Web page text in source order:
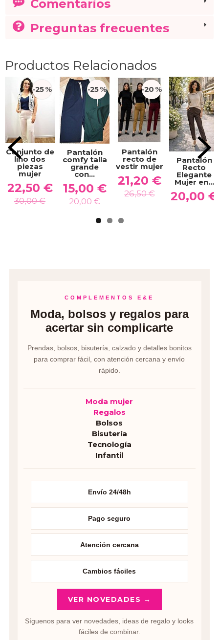
Comentarios
Preguntas frecuentes
Productos Relacionados
-25 %
Conjunto de
lino dos
piezas
mujer
22,50 €
30,00 €
-25 %
Pantalón
comfy talla
grande
con...
15,00 €
20,00 €
-20 %
Pantalón
recto de
vestir mujer
21,20 €
26,50 €
Pantalón
Recto
Elegante
Mujer en...
20,00 €
COMPLEMENTOS E&E
Moda, bolsos y regalos para
acertar sin complicarte
Prendas, bolsos, bisutería, calzado y detalles bonitos
para comprar fácil, con atención cercana y envío
rápido.
Moda mujer
Regalos
Bolsos
Bisutería
Tecnología
Infantil
Envío 24/48h
Pago seguro
Atención cercana
Cambios fáciles
VER NOVEDADES →
Síguenos para ver novedades, ideas de regalo y looks
fáciles de combinar.